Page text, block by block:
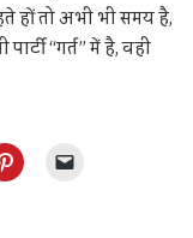
हों तो अभी भी समय है,
“गर्त” में है, वहीं